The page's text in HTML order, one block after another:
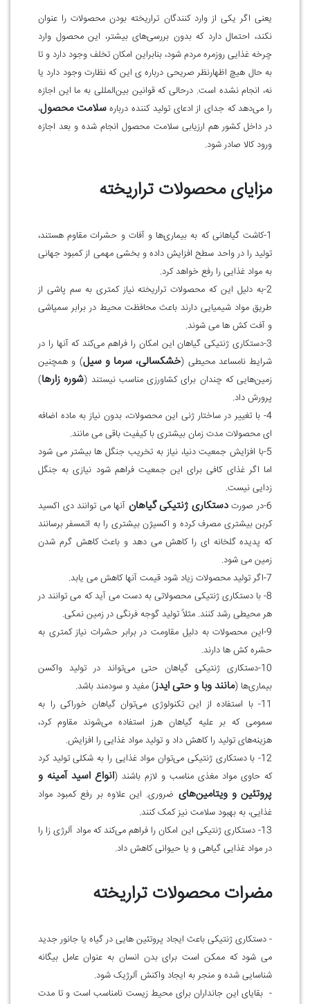
یعنی اگر یکی از وارد کنندگان تراریخته بودن محصولات را عنوان
نکند، احتمال دارد که بدون بررسی‌های بیشتر، این محصول وارد
چرخه غذایی روزمره مردم شود، بنابراین امکان تخلف وجود دارد و تا
به حال هیچ اظهارنظر صریحی درباره ی این که نظارت وجود دارد یا
نه، انجام نشده است. در‌حالی که قوانین بین‌المللی به ما این اجازه
را می‌دهد که جدای از ادعای تولید کننده دربارهسلامت محصول،
در داخل کشور هم ارزیابی سلامت محصول انجام شده و بعد اجازه
ورود کالا صادر شود.
مزایای محصولات تراریخته
1-کاشت گیاهانی که به بیماری‌ها و آفات و حشرات مقاوم هستند،
تولید را در واحد سطح افزایش داده و بخشی مهمی از کمبود جهانی
به مواد غذایی را رفع خواهد کرد.
2-به دلیل این که محصولات تراریخته نیاز کمتری به سم پاشی از
طریق مواد شیمیایی دارند باعث محافظت محیط در برابر سمپاشی
و آفت کش ها می شوند.
3-دستکاری ژنتیکی گیاهان این امکان را فراهم می‌کند که آنها را در
شرایط نامساعد محیطی (خشکسالی، سرما و سیل) و همچنین
زمین‌هایی که چندان برای کشاورزی مناسب نیستند (شوره زارها)
پرورش داد.
4- با تغییر در ساختار ژنی این محصولات، بدون نیاز به ماده اضافه
ای محصولات مدت زمان بیشتری با کیفیت باقی می مانند.
5-با افزایش جمعیت دنیا، نیاز به تخریب جنگل ها بیشتر می شود
اما اگر غذای کافی برای این جمعیت فراهم شود نیازی به جنگل
زدایی نیست.
6-در صورت
دستکاری ژنتیکی گیاهان آنها می توانند دی اکسید
کربن بیشتری مصرف کرده و اکسیژن بیشتری را به اتمسفر برسانند
که پدیده گلخانه ای را کاهش می دهد و باعث کاهش گرم شدن
زمین می شود.
7-اگر تولید محصولات زیاد شود قیمت آنها کاهش می یابد
.
8- با دستکاری ژنتیکی محصولاتی به دست می آید که می توانند در
هر محیطی رشد کنند. مثلاً تولید گوجه فرنگی در زمین نمکی.
9-این محصولات به دلیل مقاومت در برابر حشرات نیاز کمتری به
حشره کش ها دارند.
10-دستکاری ژنتیکی گیاهان حتی می‌تواند در تولید واکسن
بیماری‌ها (مانند وبا و حتی ایدز) مفید و سودمند باشد.
11- با استفاده از این تکنولوژی می‌توان گیاهان خوراکی را به
سمومی که بر علیه گیاهان هرز استفاده می‌شوند مقاوم کرد،
هزینه‌های تولید را کاهش داد و تولید مواد غذایی را افزایش.
12- با دستکاری ژنتیکی می‌توان مواد غذایی را به شکلی تولید کرد
که حاوی مواد مغذی مناسب و لازم باشند (انواع اسید آمینه و
پروتئین و ویتامین‌های ضروری. این علاوه بر رفع کمبود مواد
غذایی، به بهبود سلامت نیز کمک کنند.
13- دستکاری ژنتیکی این امکان را فراهم می‌کند که مواد آلرژی زا را
در مواد غذایی گیاهی و یا حیوانی کاهش داد.
مضرات محصولات تراریخته
- دستکاری ژنتیکی باعث ایجاد پروتئین هایی در گیاه یا جانور جدید
می شود که ممکن است برای بدن انسان به عنوان عامل بیگانه
شناسایی شده و منجر به ایجاد واکنش آلرژیک شود.
- بقایای این جانداران برای محیط زیست نامناسب است و تا مدت